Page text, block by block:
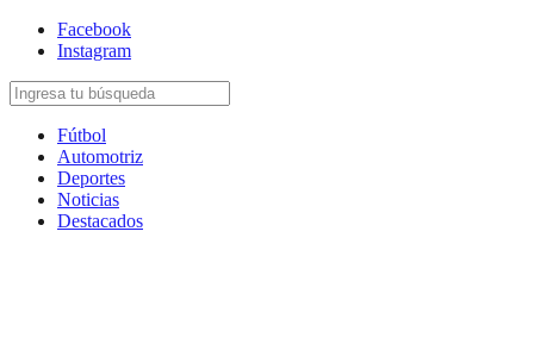
Facebook
Instagram
Fútbol
Automotriz
Deportes
Noticias
Destacados